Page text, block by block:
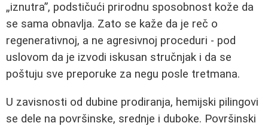
„iznutra”, podstičući prirodnu sposobnost kože da
se sama obnavlja. Zato se kaže da je reč o
regenerativnoj, a ne agresivnoj proceduri - pod
uslovom da je izvodi iskusan stručnjak i da se
poštuju sve preporuke za negu posle tretmana.
U zavisnosti od dubine prodiranja, hemijski pilingovi
se dele na površinske, srednje i duboke. Površinski